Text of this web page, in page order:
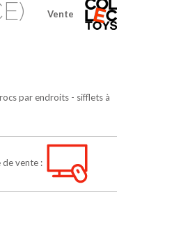
Vente
par endroits - sifflets à
de vente :